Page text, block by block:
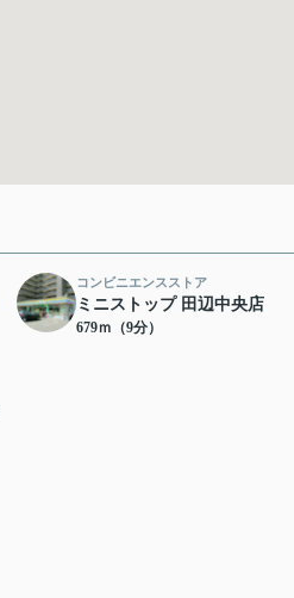
コンビニエンスストア
ミニストップ 田辺中央店
679ｍ（9分）